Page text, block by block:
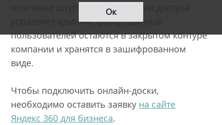
мозговые штурмы. Настройками доступа
управляет администратор. Данные
пользователей остаются в закрытом контуре
компании и хранятся в зашифрованном
виде.
Чтобы подключить онлайн-доски,
необходимо оставить заявку на сайте
Яндекс 360 для бизнеса.
Ок